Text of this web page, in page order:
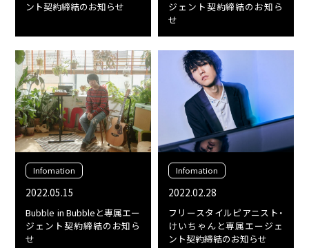
ント契約締結のお知らせ
ジェント契約締結のお知ら
せ
Infomation
2022.05.15
Bubble in Bubbleと専属エー
ジェント契約締結のお知ら
せ
Infomation
2022.02.28
フリースタイルピアニスト・
けいちゃんと専属エージェ
ント契約締結のお知らせ